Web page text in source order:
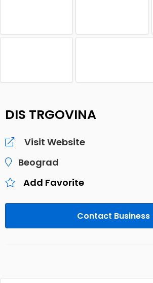
DIS TRGOVINA
Visit Website
Beograd
Add Favorite
Contact Business